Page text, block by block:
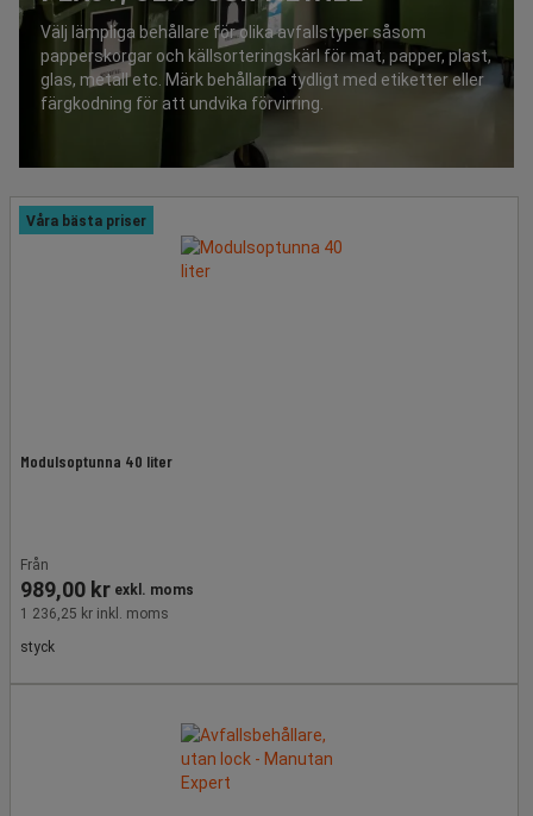
Välj lämpliga behållare för olika avfallstyper såsom
papperskorgar och källsorteringskärl för mat, papper, plast,
glas, metall etc. Märk behållarna tydligt med etiketter eller
färgkodning för att undvika förvirring.
Våra bästa priser
Modulsoptunna 40 liter
Från
989,00 kr exkl. moms
1 236,25 kr inkl. moms
styck